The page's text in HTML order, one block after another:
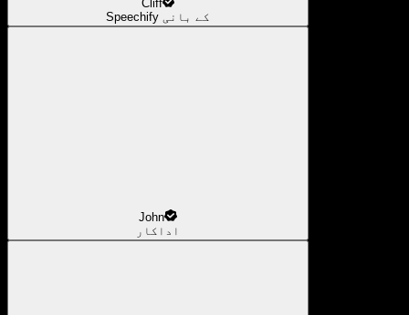
Cliff
Speechify کے بانی
John
اداکار